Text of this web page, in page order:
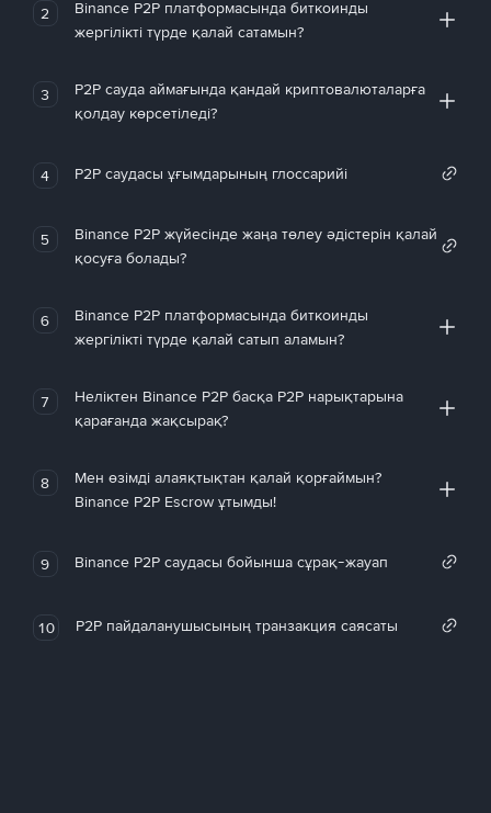
2
Binance P2P платформасында биткоинды
жергілікті түрде қалай сатамын?
3
P2P сауда аймағында қандай криптовалюталарға
қолдау көрсетіледі?
4 P2P саудасы ұғымдарының глоссарийі
5
Binance P2P жүйесінде жаңа төлеу әдістерін қалай
қосуға болады?
6
Binance P2P платформасында биткоинды
жергілікті түрде қалай сатып аламын?
7
Неліктен Binance P2P басқа P2P нарықтарына
қарағанда жақсырақ?
8
Мен өзімді алаяқтықтан қалай қорғаймын?
Binance P2P Escrow ұтымды!
9 Binance P2P саудасы бойынша сұрақ-жауап
10 P2P пайдаланушысының транзакция саясаты